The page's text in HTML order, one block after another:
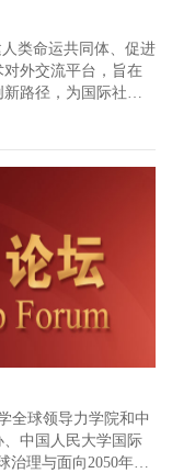
类命运共同体、促进
外交流平台，旨在
路径，为国际社会
与实践价值的参
度组织近20位欧美
动搭建起中外战略
一鲜活样本。
全球领导力学院和中
中国人民大学国际
治理与面向2050年的